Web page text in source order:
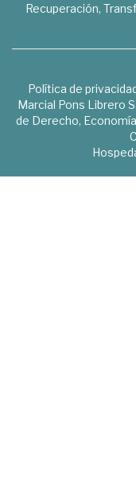
Recuperación,
Política de
Marcial Pons Librero
de Derecho,